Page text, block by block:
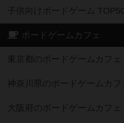
子供向けボードゲーム
ボードゲームカフェ
東京都のボードゲームカフェ
神奈川県のボードゲームカフ
大阪府のボードゲームカフェ